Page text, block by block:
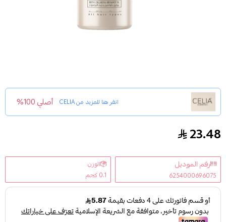
انقر هنا للمزيد منCELIA أصلي 100%
شامبو الكافيين وزيت الغار 500 مل لجميع انواع الشعر
23.48
رقم الموديل
6254000696075
الوزن
0.1 كجم